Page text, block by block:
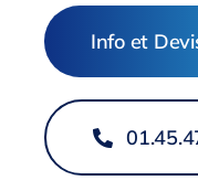
Info et